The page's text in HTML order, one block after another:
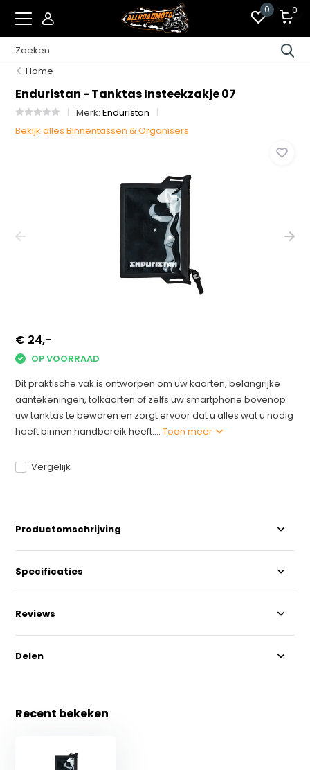
0 0
Home
Enduristan - Tanktas Insteekzakje 07
Merk:Enduristan
Bekijk alles Binnentassen & Organisers
€ 24,-
OP VOORRAAD
Dit praktische vak is ontworpen om uw kaarten, belangrijke
aantekeningen, tolkaarten of zelfs uw smartphone bovenop
uw tanktas te bewaren en zorgt ervoor dat u alles wat u nodig
heeft binnen handbereik heeft....Toon meer
Vergelijk
Productomschrijving
Specificaties
Reviews
Delen
Recent bekeken